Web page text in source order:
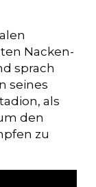
Nacken-
sprach
seines
als
den
zu